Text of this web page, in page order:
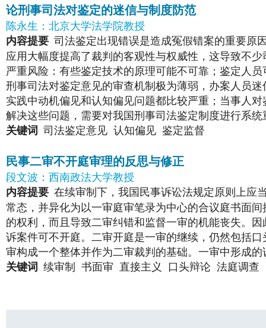
论刑事司法对鉴定的迷信与制度防范
陈永生：北京大学法学院教授
内容提要 司法鉴定出现错误是造成冤假错案的重要原
应用大幅度提高了裁判的客观性与权威性，这导致不
严重风险：有些鉴定技术的原理可能不可靠；鉴定人
刑事司法对鉴定意见的审查机制极为薄弱，办案人员
实践中动机偏见和认知偏见问题都比较严重；当事人
解决这些问题，需要对我国刑事司法鉴定制度进行系统
关键词 司法鉴定意见 认知偏见 鉴定监督
民事二审不开庭审理的反思与修正
段文波：西南政法大学教授
内容提要 在续审制下，我国民事诉讼法规定原则上应
常态，并异化为以一审庭审笔录为中心的合议庭书面
的权利，而且导致二审纠错和监督一审的机能丧失。
诉案件可不开庭。二审开庭是一审的继续，仍然包括
审构成一个整体并作为二审裁判的基础。一审中形成
关键词 续审制 书面审 直接主义 口头辩论 法庭调查